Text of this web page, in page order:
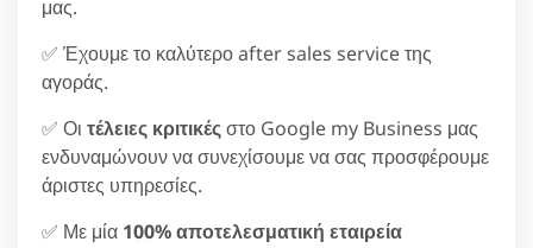
μας.
✅ Έχουμε το καλύτερο after sales service της
αγοράς.
✅ Οι τέλειες κριτικέςστο Google my Business μας
ενδυναμώνουν να συνεχίσουμε να σας προσφέρουμε
άριστες υπηρεσίες.
✅ Με μία 100% αποτελεσματική εταιρεία